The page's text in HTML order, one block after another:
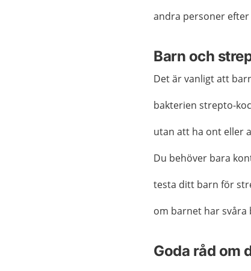
andra personer
Barn och
Det är vanligt att
bakterien strepto-
utan att ha ont eller
Du behöver bara
testa ditt barn för
om barnet har svåra
Goda råd om